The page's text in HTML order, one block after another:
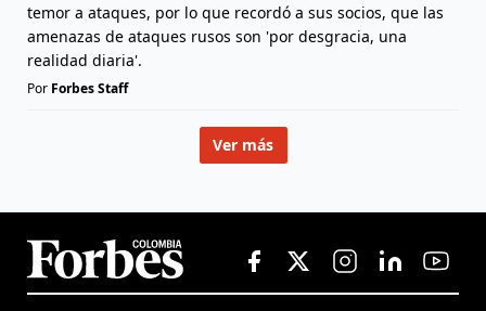
temor a ataques, por lo que recordó a sus socios, que las
amenazas de ataques rusos son 'por desgracia, una
realidad diaria'.
Por Forbes Staff
Ver más